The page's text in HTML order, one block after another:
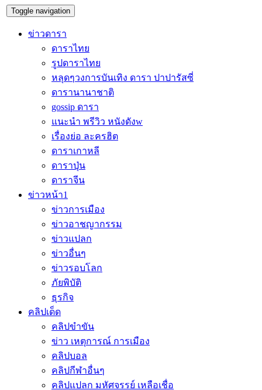
Toggle navigation
ข่าวดารา
ดาราไทย
รูปดาราไทย
หลุดๆวงการบันเทิง ดารา ปาปารัสซี่
ดารานานาชาติ
gossip ดารา
แนะนำ พรีวิว หนังดังw
เรื่องย่อ ละครฮิต
ดาราเกาหลี
ดาราปุ่น
ดาราจีน
ข่าวหน้า1
ข่าวการเมือง
ข่าวอาชญากรรม
ข่าวแปลก
ข่าวอื่นๆ
ข่าวรอบโลก
ภัยพิบัติ
ธุรกิจ
คลิปเด็ด
คลิปขำขัน
ข่าว เหตุการณ์ การเมือง
คลิปบอล
คลิปกีฬาอื่นๆ
คลิปแปลก มหัศจรรย์ เหลือเชื่อ